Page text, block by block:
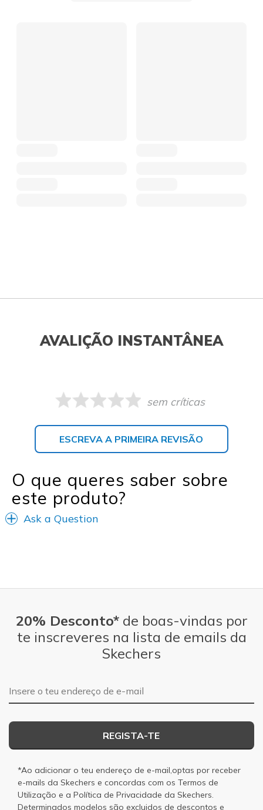
AVALIÇÃO INSTANTÂNEA
sem críticas
ESCREVA A PRIMEIRA REVISÃO
O que queres saber sobre
este produto?
Ask a Question
20% Desconto*de boas-vindas por
te inscreveres na lista de emails da
Skechers
Endereço de e-mail
REGISTA-TE
*Ao adicionar o teu endereço de e-mail,optas por receber
e-mails da Skechers e concordas com os Termos de
Utilização e a Política de Privacidade da Skechers.
Determinados modelos são excluidos de descontos e